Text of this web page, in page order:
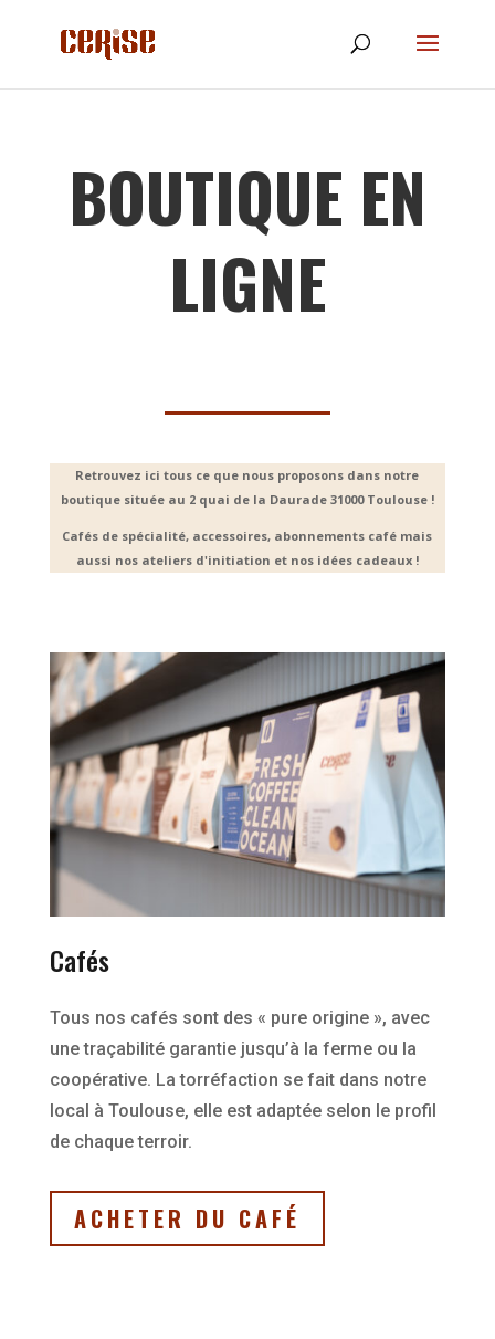
BOUTIQUE EN
LIGNE
Retrouvez ici tous ce que nous proposons dans notre
boutique située au 2 quai de la Daurade 31000 Toulouse !
Cafés de spécialité, accessoires, abonnements café mais
aussi nos ateliers d'initiation et nos idées cadeaux !
Cafés
Tous nos cafés sont des « pure origine », avec
une traçabilité garantie jusqu’à la ferme ou la
coopérative. La torréfaction se fait dans notre
local à Toulouse, elle est adaptée selon le profil
de chaque terroir.
ACHETER DU CAFÉ